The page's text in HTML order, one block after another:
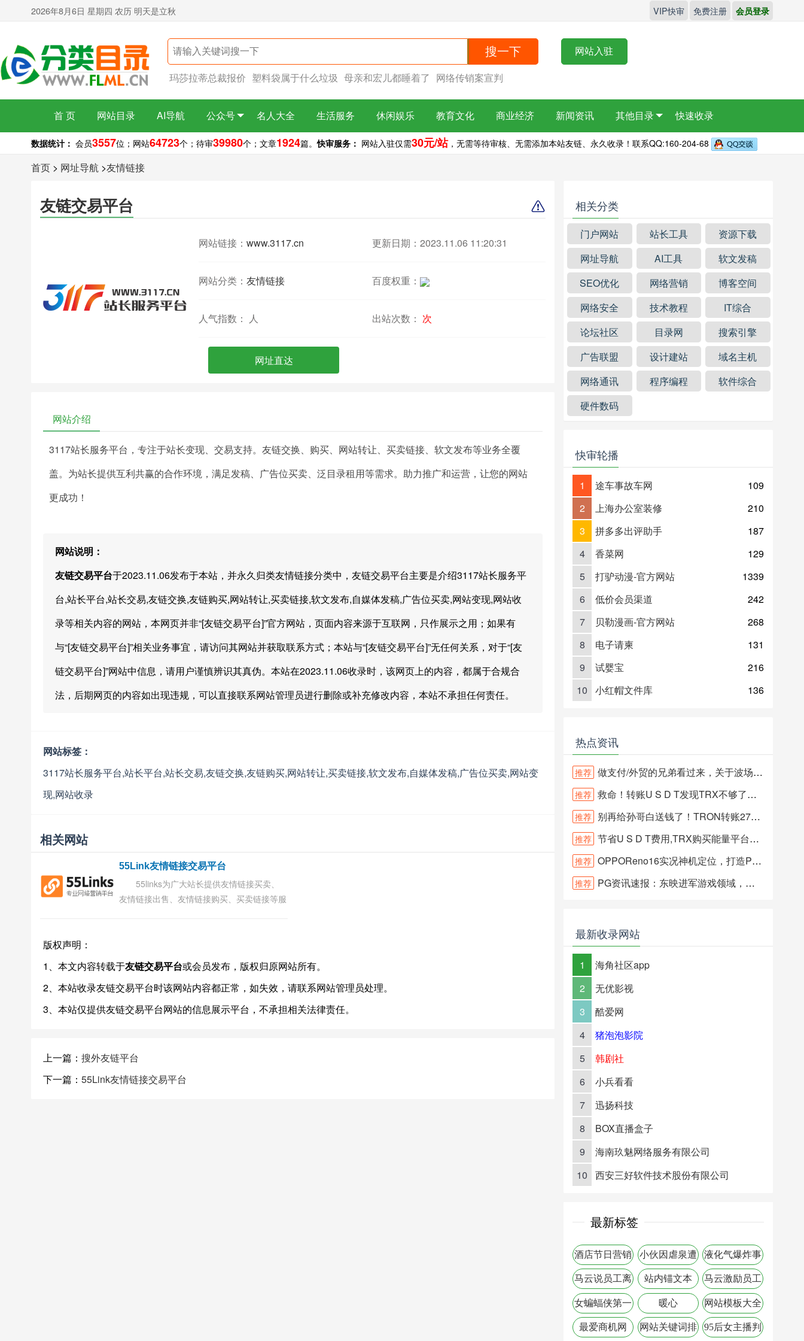
2026年8月6日 星期四 农历 明天是立秋 VIP快审 免费注册 会员登录
搜一下 网站入驻
玛莎拉蒂总裁报价 塑料袋属于什么垃圾 母亲和宏儿都睡着了 网络传销案宣判
首 页 网站目录 AI导航 公众号 名人大全 生活服务 休闲娱乐 教育文化 商业经济 新闻资讯 其他目录 快速收录
数据统计： 会员3557位； 网站64723个； 待审39980个； 文章1924篇。快审服务： 网站入驻仅需30元/站，无需等待审核、无需添加本站友链、永久收录！联系QQ:160-204-68
首页 > 网址导航 >友情链接
友链交易平台
网站链接： www.3117.cn 更新日期：2023.11.06 11:20:31
网站分类： 友情链接 百度权重：
人气指数： 人 出站次数： 次
网址直达
网站介绍
3117站长服务平台，专注于站长变现、交易支持。友链交换、购买、网站转让、买卖链接、软文发布等业务全覆
盖。为站长提供互利共赢的合作环境，满足发稿、广告位买卖、泛目录租用等需求。助力推广和运营，让您的网站
更成功！
网站说明：
友链交易平台于2023.11.06发布于本站，并永久归类友情链接分类中，友链交易平台主要是介绍3117站长服务平
台,站长平台,站长交易,友链交换,友链购买,网站转让,买卖链接,软文发布,自媒体发稿,广告位买卖,网站变现,网站收
录等相关内容的网站，本网页并非“[友链交易平台]”官方网站，页面内容来源于互联网，只作展示之用；如果有
与“[友链交易平台]”相关业务事宜，请访问其网站并获取联系方式；本站与“[友链交易平台]”无任何关系，对于“[友
链交易平台]”网站中信息，请用户谨慎辨识其真伪。本站在2023.11.06收录时，该网页上的内容，都属于合规合
法，后期网页的内容如出现违规，可以直接联系网站管理员进行删除或补充修改内容，本站不承担任何责任。
网站标签：
3117站长服务平台,站长平台,站长交易,友链交换,友链购买,网站转让,买卖链接,软文发布,自媒体发稿,广告位买卖,网站变
现,网站收录
相关网站
55Link友情链接交易平台
55links为广大站长提供友情链接买卖、
友情链接出售、友情链接购买、买卖链接等服
版权声明：
1、本文内容转载于友链交易平台或会员发布，版权归原网站所有。
2、本站收录友链交易平台时该网站内容都正常，如失效，请联系网站管理员处理。
3、本站仅提供友链交易平台网站的信息展示平台，不承担相关法律责任。
上一篇： 搜外友链平台
下一篇： 55Link友情链接交易平台
相关分类
门户网站 站长工具
资源下载
网址导航
AI工具
软文发稿
SEO优化
网络营销
博客空间
网络安全
技术教程
IT综合
论坛社区
目录网
搜索引擎
广告联盟
设计建站
域名主机
网络通讯
程序编程
软件综合
硬件数码
快审轮播
1 途车事故车网
109
2
上海办公室装修
210
3
拼多多出评助手
187
4
香菜网
129
5
打驴动漫-官方网站
1339
6
低价会员渠道
242
7
贝勒漫画-官方网站
268
8
电子请柬
131
9
试婴宝
216
10
小红帽文件库 136
热点资讯
推荐 做支付/外贸的兄弟看过来，关于波场能量池不稳定的坑，我帮你们踩过
推荐 救命！转账U S D T发现TRX不够了怎么办？
推荐 别再给孙哥白送钱了！TRON转账27个TRX的手续费你们真不心疼？
推荐 节省U S D T费用,TRX购买能量平台推荐
推荐 OPPOReno16实况神机定位，打造PG冰锋奇侠视觉体验
推荐 PG资讯速报：东映进军游戏领域，三大新作引爆市场关注
最新收录网站
1
海角社区app
2
无优影视
3
酷爱网
4
猪泡泡影院
5
韩剧社
6
小兵看看
7
迅扬科技
8
BOX直播盒子
9
海南玖魅网络服务有限公司
10
西安三好软件技术股份有限公司
最新标签
酒店节日营销
小伙因虐泉遭
公安逮捕
液化气爆炸事
故案例
马云说员工离
职原因
站内锚文本
马云激励员工
的话
女蝙蝠侠第一
季
暖心
runningman2017
网站模板大全
最爱商机网 网站关键词排 95后女主播判